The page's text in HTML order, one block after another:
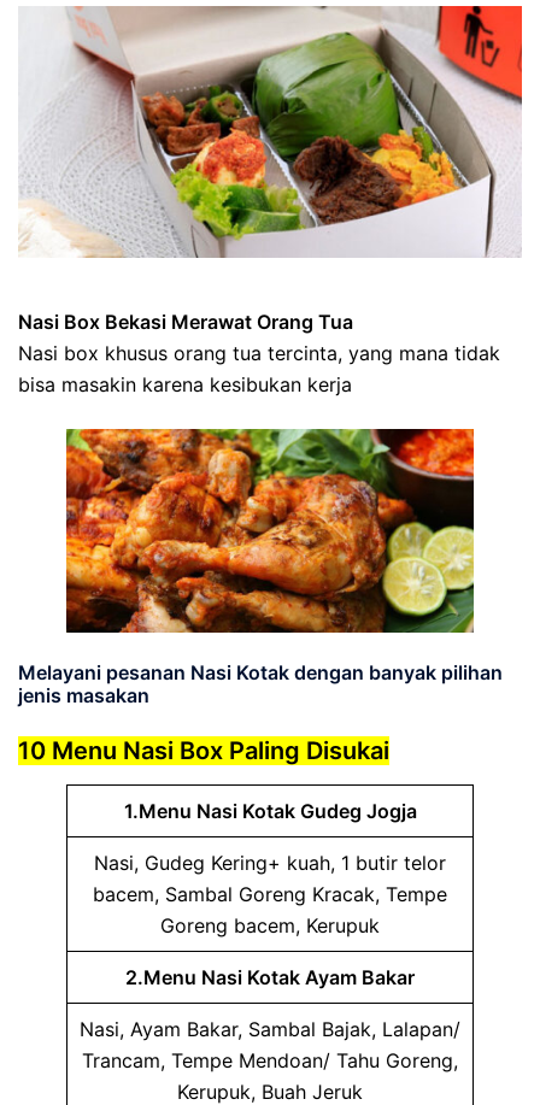
Nasi Box Bekasi Merawat Orang Tua
Nasi box khusus orang tua tercinta, yang mana tidak
bisa masakin karena kesibukan kerja
Melayani pesanan Nasi Kotak dengan banyak pilihan
jenis masakan
10 Menu Nasi Box Paling Disukai
1.Menu Nasi Kotak Gudeg Jogja
Nasi, Gudeg Kering+ kuah, 1 butir telor
bacem, Sambal Goreng Kracak, Tempe
Goreng bacem, Kerupuk
2.Menu Nasi Kotak Ayam Bakar
Nasi, Ayam Bakar, Sambal Bajak, Lalapan/
Trancam, Tempe Mendoan/ Tahu Goreng,
Kerupuk, Buah Jeruk